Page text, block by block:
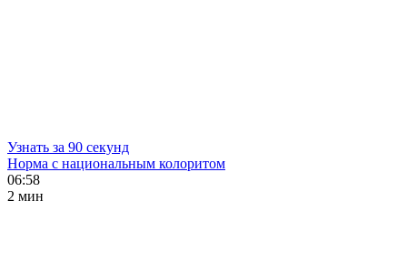
Узнать за 90 секунд
Норма с национальным колоритом
06:58
2 мин